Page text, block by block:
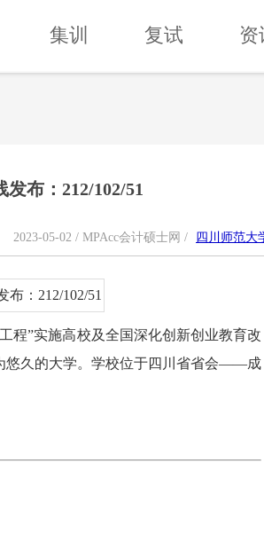
集训 复试 资
布：212/102/51
2023-05-02 / MPAcc会计硕士网 / 四川师范大
程”实施高校及全国深化创新创业教育改
悠久的大学。学校位于四川省省会——成